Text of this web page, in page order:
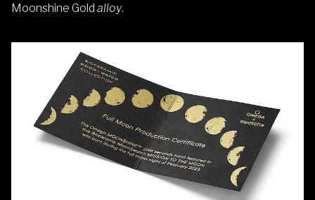
Moonshine Gold alloy.